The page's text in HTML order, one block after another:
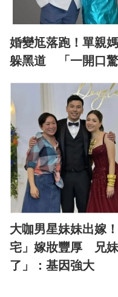
婚變尪落跑！單親
躲黑道 「一開口
大咖男星妹妹出嫁
宅」嫁妝豐厚 兄
了」：基因強大